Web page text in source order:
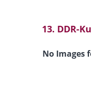
13. DDR-
No Images